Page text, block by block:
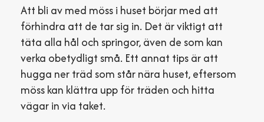
Att bli av med möss i huset börjar med att
förhindra att de tar sig in. Det är viktigt att
täta alla hål och springor, även de som kan
verka obetydligt små. Ett annat tips är att
hugga ner träd som står nära huset, eftersom
möss kan klättra upp för träden och hitta
vägar in via taket.